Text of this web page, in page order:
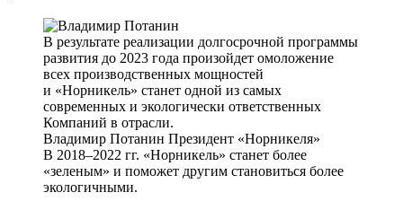
В результате реализации долгосрочной программы
развития до 2023 года произойдет омоложение
всех производственных мощностей
и «Норникель» станет одной из самых
современных и экологически ответственных
Компаний в отрасли.
Владимир Потанин Президент «Норникеля»
В 2018–2022 гг. «Норникель» станет более
«зеленым» и поможет другим становиться более
экологичными.